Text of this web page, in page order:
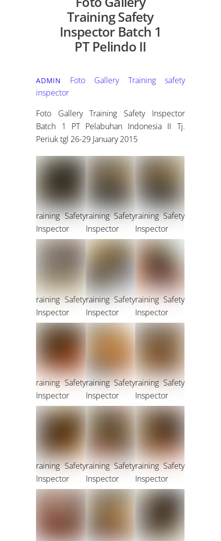
Training Safety
Inspector Batch 1
PT Pelindo II
ADMIN Foto Gallery
Training safety
inspector
Foto Gallery Training Safety Inspector
Batch 1 PT Pelabuhan Indonesia II Tj.
Periuk tgl 26-29 January 2015
raining Safety
Inspector
raining Safety
Inspector
raining Safety
Inspector
raining Safety
Inspector
raining Safety
Inspector
raining Safety
Inspector
raining Safety
Inspector
raining Safety
Inspector
raining Safety
Inspector
raining Safety
Inspector
raining Safety
Inspector
raining Safety
Inspector